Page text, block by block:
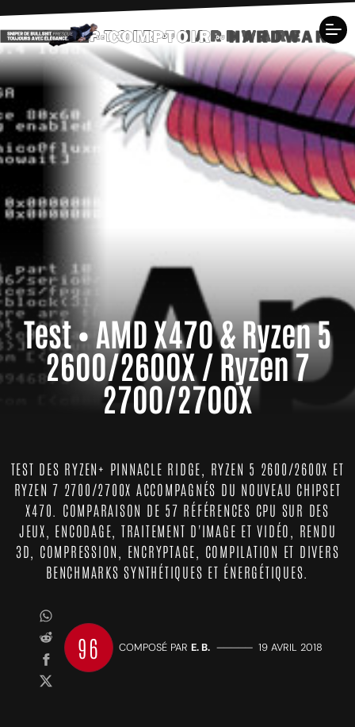
Test • AMD X470 & Ryzen 5
2600/2600X / Ryzen 7
2700/2700X
TEST DES RYZEN+ PINNACLE RIDGE, RYZEN 5 2600/2600X ET
RYZEN 7 2700/2700X ACCOMPAGNÉS DU NOUVEAU CHIPSET
X470. COMPARAISON DE 57 RÉFÉRENCES CPU SUR DES
JEUX, ENCODAGE, TRAITEMENT D'IMAGE ET VIDÉO, RENDU
3D, COMPRESSION, ENCRYPTAGE, COMPILATION ET DIVERS
BENCHMARKS SYNTHÉTIQUES ET ÉNERGÉTIQUES.
96 COMPOSÉ PAR E. B. ————— 19 AVRIL 2018